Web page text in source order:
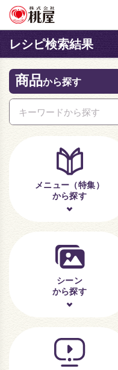
レシピ検索結果
商品から探す
メニュー（特集）
から探す
シーン
から探す